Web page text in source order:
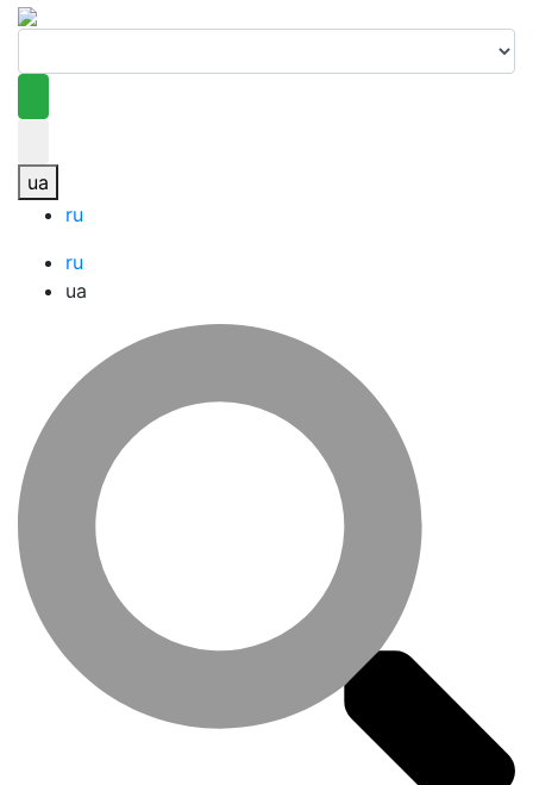
ua
ru
ru
ua